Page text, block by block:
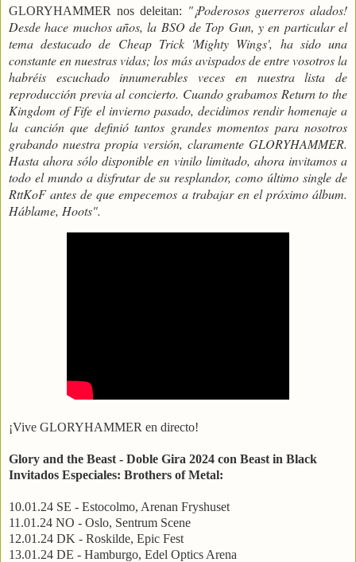
GLORYHAMMER nos deleitan: "¡Poderosos guerreros alados!
Desde hace muchos años, la BSO de Top Gun, y en particular el
tema destacado de Cheap Trick 'Mighty Wings', ha sido una
constante en nuestras vidas; los más avispados de entre vosotros la
habréis escuchado innumerables veces en nuestra lista de
reproducción previa al concierto. Cuando grabamos Return to the
Kingdom of Fife el invierno pasado, decidimos rendir homenaje a
la canción que definió tantos grandes momentos para nosotros
grabando nuestra propia versión, claramente GLORYHAMMER.
Hasta ahora sólo disponible en vinilo limitado, ahora invitamos a
todo el mundo a disfrutar de su resplandor, como último single de
RttKoF antes de que empecemos a trabajar en el próximo álbum.
Háblame, Hoots".
¡Vive GLORYHAMMER en directo!
Glory and the Beast - Doble Gira 2024 con Beast in Black
Invitados Especiales: Brothers of Metal:
10.01.24 SE - Estocolmo, Arenan Fryshuset
11.01.24 NO - Oslo, Sentrum Scene
12.01.24 DK - Roskilde, Epic Fest
13.01.24 DE - Hamburgo, Edel Optics Arena